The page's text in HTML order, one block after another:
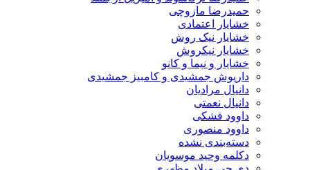
حمیدرضا مازوچی
خشایار اعتمادی
خشایار نیک روش
خشایار نیکروش
خشایار و نیما و کانو
داریوش جمشیدی و کامبیز جمشیدی
دانیال مرادیان
دانیال نعمتی
داوود فشکی
داوود منصوری
دسته‌بندی نشده
دکلمه وحید موسویان